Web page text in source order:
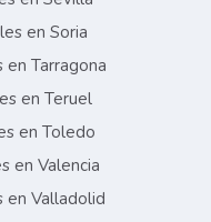
en Soria
Tarragona
en Teruel
en Toledo
en Valencia
en Valladolid